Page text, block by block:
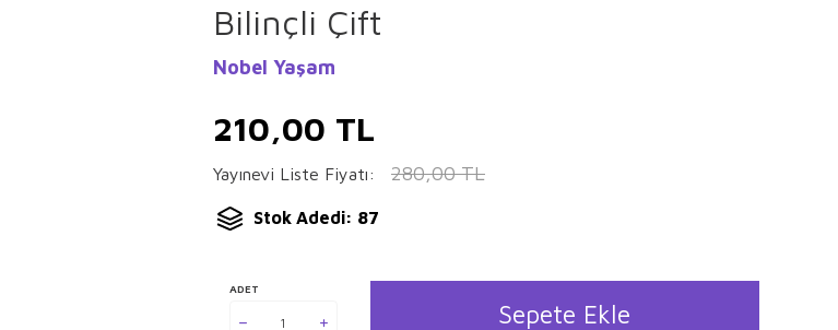
Bilinçli Çift
Nobel Yaşam
210,00 TL
Yayınevi Liste Fiyatı: 280,00TL
Stok Adedi: 87
ADET
Sepete Ekle